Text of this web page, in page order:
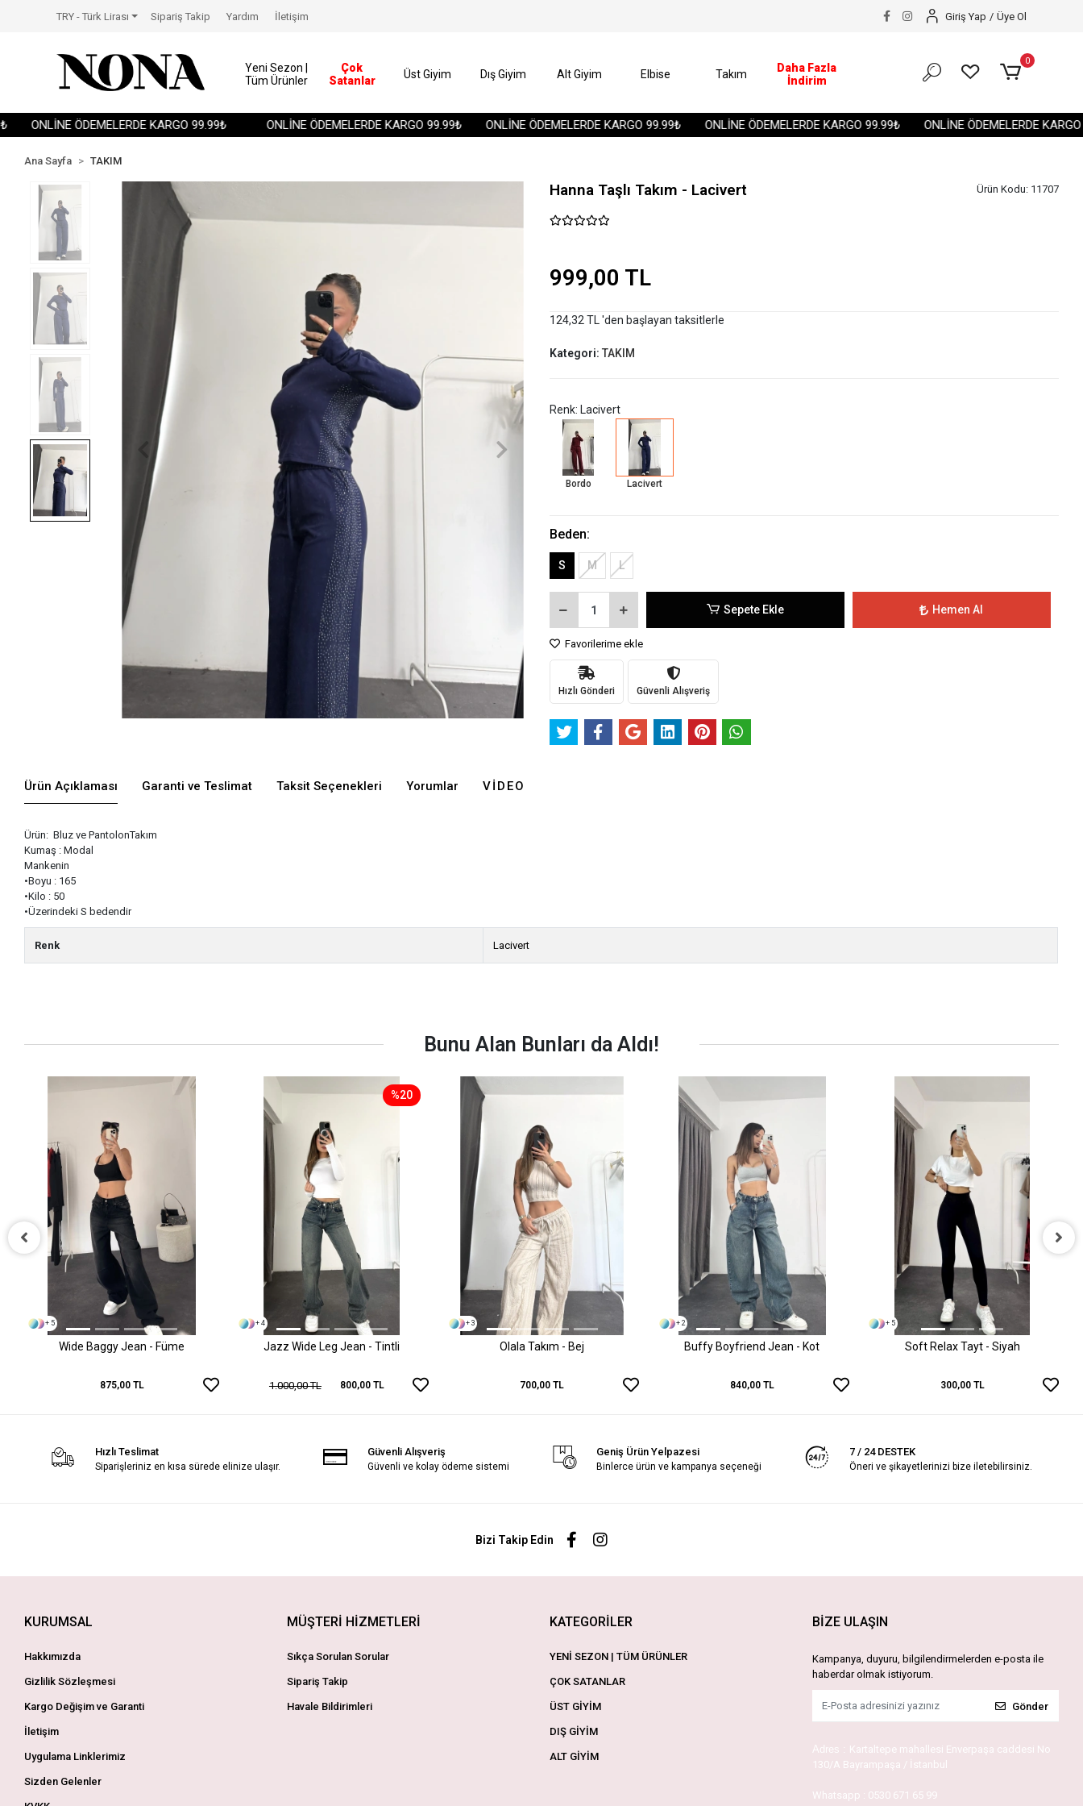
ONLİNE ÖDEMELERDE KARGO 99.99₺ ONLİNE ÖDEMELERDE KARGO 99.99₺ ONLİNE ÖDEMELERDE KARGO 99.99₺ ONLİNE ÖDEMELERDE KARGO 99.99₺ ONLİNE ÖDEMELERDE KARGO
TRY - Türk Lirası Sipariş Takip Yardım İletişim Giriş Yap / Üye Ol
Yeni Sezon |
Tüm Ürünler
Çok
Satanlar
Üst Giyim Dış Giyim Alt Giyim Elbise Takım
Daha Fazla
İndirim
0
Ana Sayfa TAKIM
Hanna Taşlı Takım - Lacivert Ürün Kodu: 11707
999,00 TL
124,32 TL 'den başlayan taksitlerle
Kategori: TAKIM
Renk: Lacivert
Bordo Lacivert
Beden:
S M L
Sepete Ekle Hemen Al
Favorilerime ekle
Hızlı Gönderi Güvenli Alışveriş
Ürün Açıklaması Garanti ve Teslimat Taksit Seçenekleri Yorumlar VIDEO
Ürün: Bluz ve PantolonTakım
Kumaş : Modal
Mankenin
•Boyu : 165
•Kilo : 50
•Üzerindeki S bedendir
Renk Lacivert
Bunu Alan Bunları da Aldı!
+ 5
Wide Baggy Jean - Füme
875,00 TL
%20
+ 4
Jazz Wide Leg Jean - Tintli
1.000,00 TL 800,00 TL
+ 3
Olala Takım - Bej
700,00 TL
+ 2
Buffy Boyfriend Jean - Kot
840,00 TL
+ 5
Soft Relax Tayt - Siyah
300,00 TL
Hızlı Teslimat
Siparişleriniz en kısa sürede elinize ulaşır.
Güvenli Alışveriş
Güvenli ve kolay ödeme sistemi
Geniş Ürün Yelpazesi
Binlerce ürün ve kampanya seçeneği
7 / 24 DESTEK
Öneri ve şikayetlerinizi bize iletebilirsiniz.
Bizi Takip Edin
KURUMSAL
Hakkımızda
Gizlilik Sözleşmesi
Kargo Değişim ve Garanti
İletişim
Uygulama Linklerimiz
Sizden Gelenler
MÜŞTERİ HİZMETLERİ
Sıkça Sorulan Sorular
Sipariş Takip
Havale Bildirimleri
KATEGORİLER
YENİ SEZON | TÜM ÜRÜNLER
ÇOK SATANLAR
ÜST GİYİM
DIŞ GİYİM
ALT GİYİM
BİZE ULAŞIN
Kampanya, duyuru, bilgilendirmelerden e-posta ile
haberdar olmak istiyorum.
Gönder
Adres : Kartaltepe mahallesi Enverpaşa caddesi No
130/A Bayrampaşa / İstanbul
Whatsapp : 0530 671 65 99